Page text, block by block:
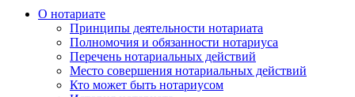
О нотариате
Принципы деятельности нотариата
Полномочия и обязанности нотариуса
Перечень нотариальных действий
Место совершения нотариальных действий
Кто может быть нотариусом